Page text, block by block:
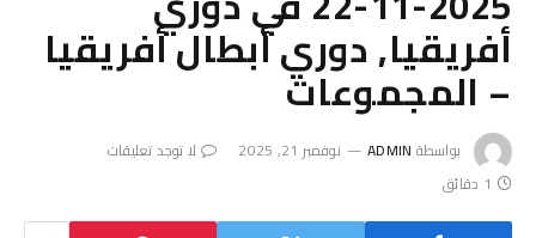
أفريقيا, دوري أبطال أفريقيا
– المجموعات
بواسطة ADMIN نوفمبر 21, 2025
لا توجد تعليقات
1 دقائق